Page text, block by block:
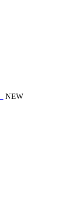
NEW